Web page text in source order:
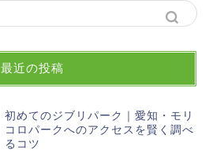
最近の投稿
初めてのジブリパーク｜愛知・モリ
コロパークへのアクセスを賢く調べ
るコツ